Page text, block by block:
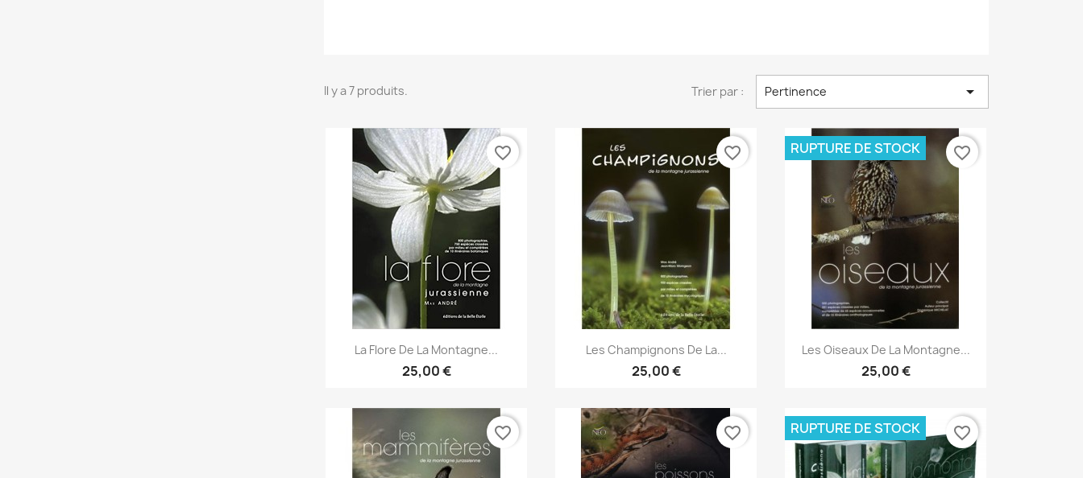
Il y a 7 produits. Trier par : Pertinence 
Aperçu rapide
La Flore De La Montagne...
25,00 €
favorite_border
Aperçu rapide
Les Champignons De La...
25,00 €
favorite_border
Aperçu rapide
Les Oiseaux De La Montagne...
25,00 €
RUPTURE DE STOCK favorite_border
favorite_border favorite_border RUPTURE DE STOCK favorite_border